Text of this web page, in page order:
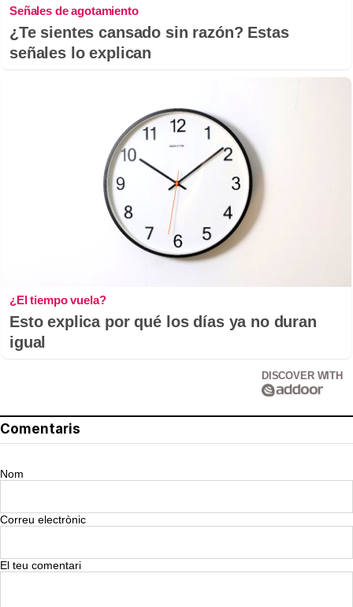
Señales de agotamiento
¿Te sientes cansado sin razón? Estas
señales lo explican
¿El tiempo vuela?
Esto explica por qué los días ya no duran
igual
DISCOVER WITH
Comentaris
Nom
Correu electrònic
El teu comentari